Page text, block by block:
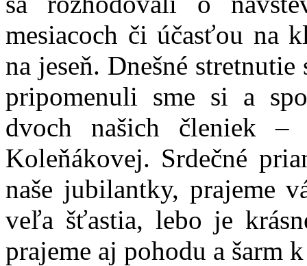
mesiacoch či účasťou na
na jeseň. Dnešné
pripomenuli sme si a
dvoch našich členiek
Koleňákovej. Srdečné
naše jubilantky, prajeme
veľa šťastia, lebo je
prajeme aj pohodu a šarm